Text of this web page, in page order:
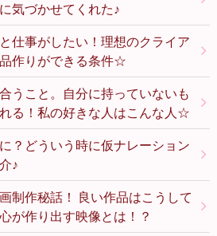
気づかせてくれた♪
仕事がしたい！理想のクライア
作りができる条件☆
うこと。自分に持っていないも
る！私の好きな人はこんな人☆
？どういう時に仮ナレーション
♪
制作秘話！ 良い作品はこうして
作り出す映像とは！？